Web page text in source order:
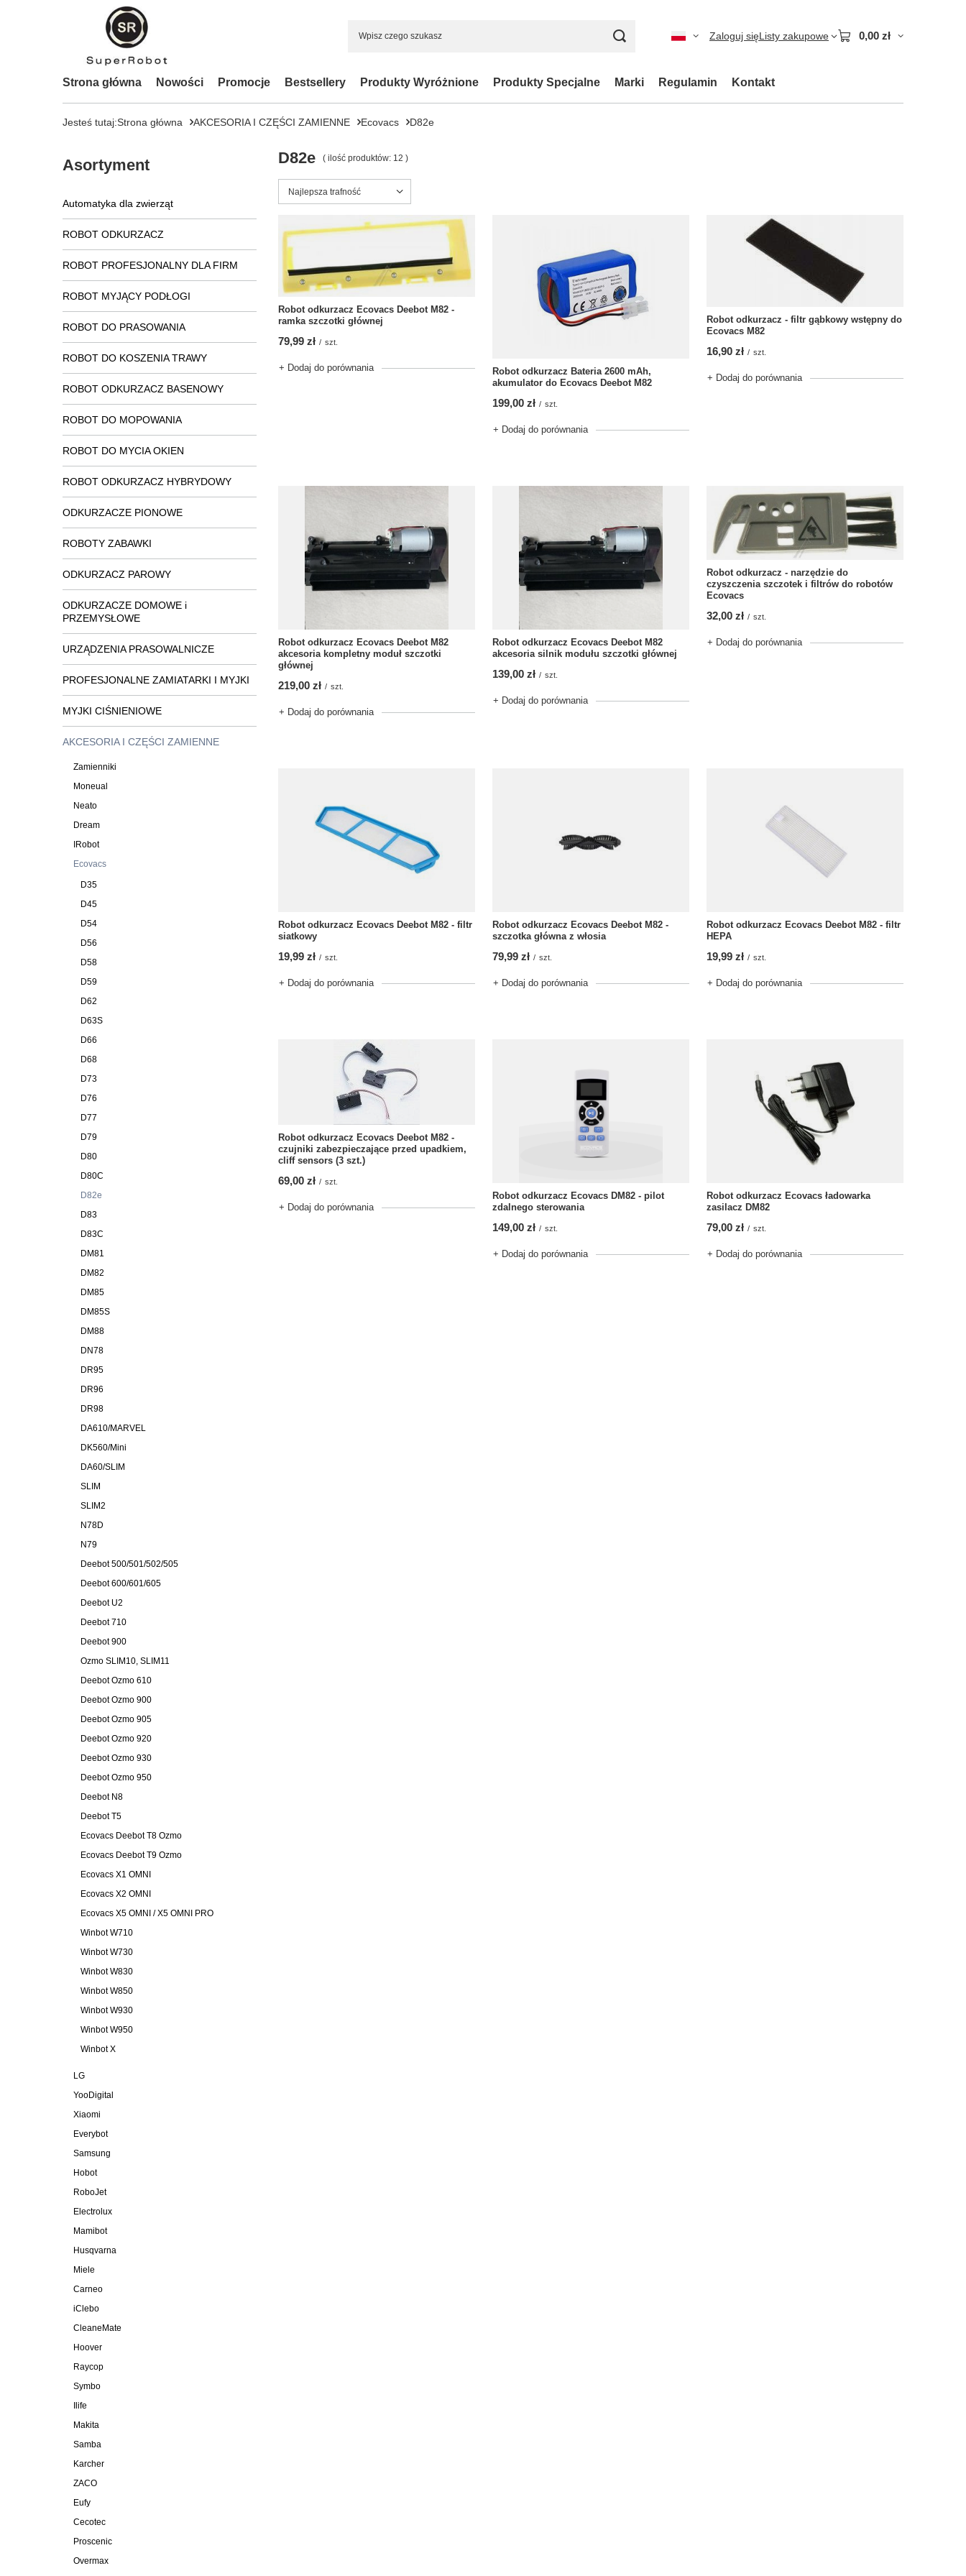
Zaloguj sięListy zakupowe 0,00 zł
Strona główna Nowości Promocje Bestsellery Produkty Wyróżnione Produkty Specjalne Marki Regulamin Kontakt
Jesteś tutaj:Strona główna AKCESORIA I CZĘŚCI ZAMIENNE Ecovacs D82e
Asortyment
Automatyka dla zwierząt
ROBOT ODKURZACZ
ROBOT PROFESJONALNY DLA FIRM
ROBOT MYJĄCY PODŁOGI
ROBOT DO PRASOWANIA
ROBOT DO KOSZENIA TRAWY
ROBOT ODKURZACZ BASENOWY
ROBOT DO MOPOWANIA
ROBOT DO MYCIA OKIEN
ROBOT ODKURZACZ HYBRYDOWY
ODKURZACZE PIONOWE
ROBOTY ZABAWKI
ODKURZACZ PAROWY
ODKURZACZE DOMOWE i
PRZEMYSŁOWE
URZĄDZENIA PRASOWALNICZE
PROFESJONALNE ZAMIATARKI I MYJKI
MYJKI CIŚNIENIOWE
AKCESORIA I CZĘŚCI ZAMIENNE
Zamienniki
Moneual
Neato
Dream
IRobot
Ecovacs
D35
D45
D54
D56
D58
D59
D62
D63S
D66
D68
D73
D76
D77
D79
D80
D80C
D82e
D83
D83C
DM81
DM82
DM85
DM85S
DM88
DN78
DR95
DR96
DR98
DA610/MARVEL
DK560/Mini
DA60/SLIM
SLIM
SLIM2
N78D
N79
Deebot 500/501/502/505
Deebot 600/601/605
Deebot U2
Deebot 710
Deebot 900
Ozmo SLIM10, SLIM11
Deebot Ozmo 610
Deebot Ozmo 900
Deebot Ozmo 905
Deebot Ozmo 920
Deebot Ozmo 930
Deebot Ozmo 950
Deebot N8
Deebot T5
Ecovacs Deebot T8 Ozmo
Ecovacs Deebot T9 Ozmo
Ecovacs X1 OMNI
Ecovacs X2 OMNI
Ecovacs X5 OMNI / X5 OMNI PRO
Winbot W710
Winbot W730
Winbot W830
Winbot W850
Winbot W930
Winbot W950
Winbot X
LG
YooDigital
Xiaomi
Everybot
Samsung
Hobot
RoboJet
Electrolux
Mamibot
Husqvarna
Miele
Carneo
iClebo
CleaneMate
Hoover
Raycop
Symbo
Ilife
Makita
Samba
Karcher
ZACO
Eufy
Cecotec
Proscenic
Overmax
D82e ( ilość produktów: 12 )
Zmień sortowanie
Najlepsza trafność
Robot odkurzacz Ecovacs Deebot M82 -
ramka szczotki głównej
79,99 zł / szt.
+ Dodaj do porównania
Robot odkurzacz Bateria 2600 mAh,
akumulator do Ecovacs Deebot M82
199,00 zł / szt.
+ Dodaj do porównania
Robot odkurzacz - filtr gąbkowy wstępny do
Ecovacs M82
16,90 zł / szt.
+ Dodaj do porównania
Robot odkurzacz Ecovacs Deebot M82
akcesoria kompletny moduł szczotki
głównej
219,00 zł / szt.
+ Dodaj do porównania
Robot odkurzacz Ecovacs Deebot M82
akcesoria silnik modułu szczotki głównej
139,00 zł / szt.
+ Dodaj do porównania
Robot odkurzacz - narzędzie do
czyszczenia szczotek i filtrów do robotów
Ecovacs
32,00 zł / szt.
+ Dodaj do porównania
Robot odkurzacz Ecovacs Deebot M82 - filtr
siatkowy
19,99 zł / szt.
+ Dodaj do porównania
Robot odkurzacz Ecovacs Deebot M82 -
szczotka główna z włosia
79,99 zł / szt.
+ Dodaj do porównania
Robot odkurzacz Ecovacs Deebot M82 - filtr
HEPA
19,99 zł / szt.
+ Dodaj do porównania
Robot odkurzacz Ecovacs Deebot M82 -
czujniki zabezpieczające przed upadkiem,
cliff sensors (3 szt.)
69,00 zł / szt.
+ Dodaj do porównania
Robot odkurzacz Ecovacs DM82 - pilot
zdalnego sterowania
149,00 zł / szt.
+ Dodaj do porównania
Robot odkurzacz Ecovacs ładowarka
zasilacz DM82
79,00 zł / szt.
+ Dodaj do porównania